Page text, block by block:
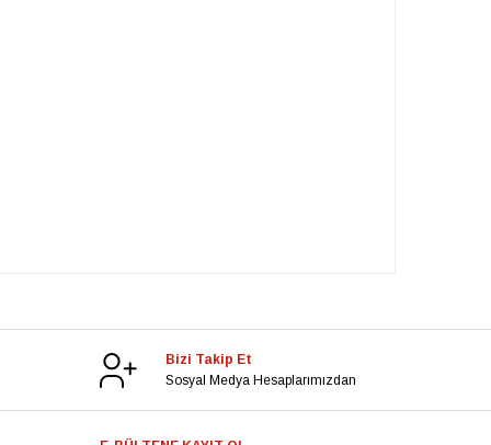
Bizi Takip Et
Sosyal Medya Hesaplarımızdan